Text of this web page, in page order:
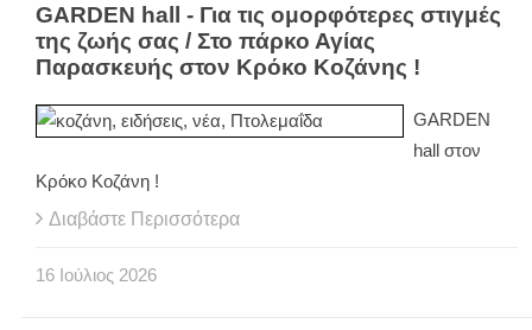
GARDEN hall - Για τις ομορφότερες στιγμές
της ζωής σας / Στο πάρκο Αγίας
Παρασκευής στον Κρόκο Κοζάνης !
GARDEN
hall στον
Κρόκο Κοζάνη !
Διαβάστε Περισσότερα
16 Ιούλιος 2026